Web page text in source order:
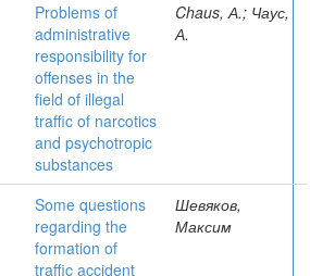
Problems of
administrative
responsibility for
offenses in the
field of illegal
traffic of narcotics
and psychotropic
substances
Chaus, А.; Чаус,
А.
Some questions
regarding the
formation of
traffic accident
Шевяков,
Максим